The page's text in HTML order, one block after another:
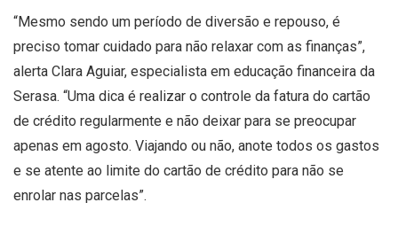
“Mesmo sendo um período de diversão e repouso, é
preciso tomar cuidado para não relaxar com as finanças”,
alerta Clara Aguiar, especialista em educação financeira da
Serasa. “Uma dica é realizar o controle da fatura do cartão
de crédito regularmente e não deixar para se preocupar
apenas em agosto. Viajando ou não, anote todos os gastos
e se atente ao limite do cartão de crédito para não se
enrolar nas parcelas”.